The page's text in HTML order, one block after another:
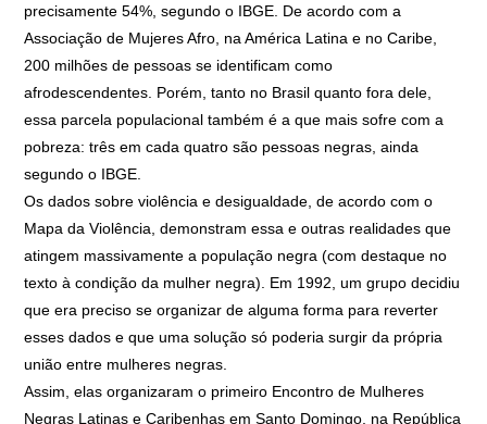
precisamente 54%, segundo o IBGE. De acordo com a
Associação de Mujeres Afro, na América Latina e no Caribe,
200 milhões de pessoas se identificam como
afrodescendentes. Porém, tanto no Brasil quanto fora dele,
essa parcela populacional também é a que mais sofre com a
pobreza: três em cada quatro são pessoas negras, ainda
segundo o IBGE.
Os dados sobre violência e desigualdade, de acordo com o
Mapa da Violência, demonstram essa e outras realidades que
atingem massivamente a população negra (com destaque no
texto à condição da mulher negra). Em 1992, um grupo decidiu
que era preciso se organizar de alguma forma para reverter
esses dados e que uma solução só poderia surgir da própria
união entre mulheres negras.
Assim, elas organizaram o primeiro Encontro de Mulheres
Negras Latinas e Caribenhas em Santo Domingo, na República